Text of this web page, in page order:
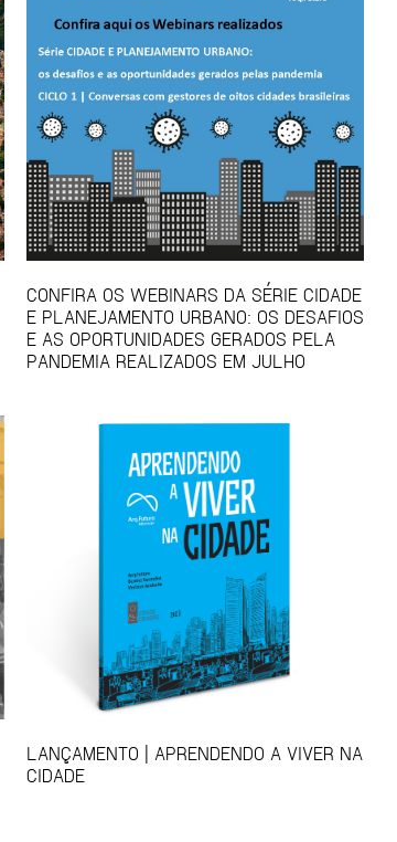
CONFIRA OS WEBINARS DA SÉRIE CIDADE
E PLANEJAMENTO URBANO: OS DESAFIOS
E AS OPORTUNIDADES GERADOS PELA
PANDEMIA REALIZADOS EM JULHO
LANÇAMENTO | APRENDENDO A VIVER NA
CIDADE